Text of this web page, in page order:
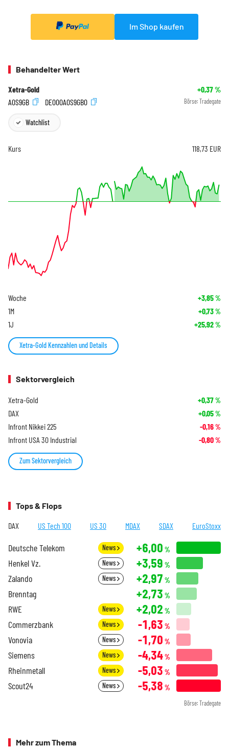
Im Shop kaufen
Behandelter Wert
Xetra-Gold +0,37%
A0S9GB
DE000A0S9GB0 Börse: Tradegate
Watchlist
Kurs 118,73 EUR
Woche +3,85%
1M +0,73%
1J +25,92%
Xetra-Gold Kennzahlen und Details
Sektorvergleich
Xetra-Gold +0,37%
DAX +0,05%
Infront Nikkei 225 -0,16%
Infront USA 30 Industrial -0,80%
Zum Sektorvergleich
Tops & Flops
DAX US Tech 100 US 30 MDAX SDAX EuroStoxx
Deutsche Telekom News +6,00 %
Henkel Vz. News +3,59 %
Zalando News +2,97 %
Brenntag +2,73 %
RWE News +2,02 %
Commerzbank News -1,63 %
Vonovia News -1,70 %
Siemens News -4,34%
Rheinmetall News -5,03 %
Scout24 News -5,38 %
Börse: Tradegate
Mehr zum Thema